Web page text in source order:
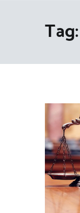
Tag: